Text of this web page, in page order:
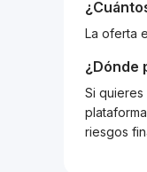
La oferta
¿Dónde
Si
riesgos